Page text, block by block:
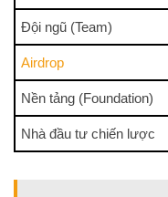
Đội ngũ (Team)
Airdrop
Nền tảng (Foundation)
Nhà đầu tư chiến lược